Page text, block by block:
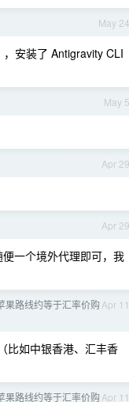
May 24
安装了 Antigravity CLI
May 5
Apr 29
Apr 29
一个境外代理即可，我
Apr 11
路线约等于汇率价购
比如中银香港、汇丰香
Apr 11
路线约等于汇率价购